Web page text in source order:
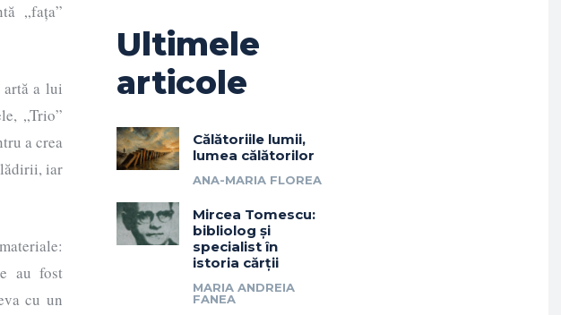
„fața”
a lui
„Trio”
a crea
iar
au fost
cu un
Ultimele
articole
Călătoriile lumii,
lumea călătorilor
ANA-MARIA FLOREA
Mircea Tomescu:
bibliolog și
specialist în
istoria cărții
MARIA ANDREIA
FANEA